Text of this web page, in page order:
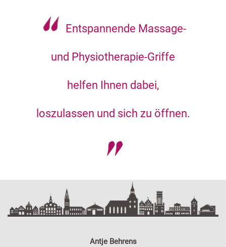
Entspannende Massage-
und Physiotherapie-Griffe
helfen Ihnen dabei,
loszulassen und sich zu öffnen.
Antje Behrens